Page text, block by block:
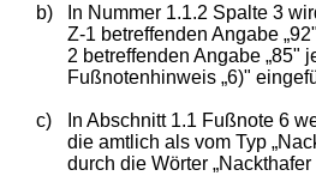
b)
In Nummer 1.1.2 Spalte 3
Z-1 betreffenden Angabe
2 betreffenden Angabe „85"
Fußnotenhinweis „6)"
c)
In Abschnitt 1.1 Fußnote 6
die amtlich als vom Typ
durch die Wörter